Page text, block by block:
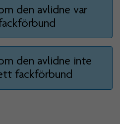
den avlidne var
den avlidne inte
fackförbund